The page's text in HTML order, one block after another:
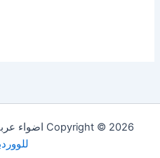
Copyright © 2026 اضواء عربية | Powered by